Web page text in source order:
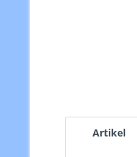
Artikel